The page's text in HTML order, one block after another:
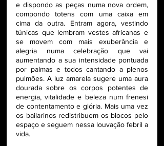
e dispondo as peças numa nova ordem,
compondo totens com uma caixa em
cima da outra. Entram agora, vestindo
túnicas que lembram vestes africanas e
se movem com mais exuberância e
alegria numa celebração que vai
aumentando a sua intensidade pontuada
por palmas e todos cantando a plenos
pulmões. A luz amarela sugere uma aura
dourada sobre os corpos potentes de
energia, vitalidade e beleza num frenesi
de contentamento e glória. Mais uma vez
os bailarinos redistribuem os blocos pelo
espaço e seguem nessa louvação febril a
vida.